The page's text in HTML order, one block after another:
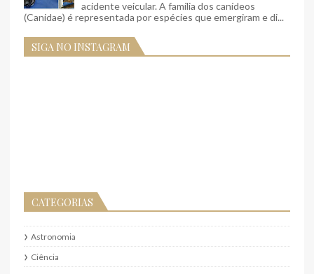
acidente veicular. A família dos canídeos
(Canidae) é representada por espécies que emergiram e di...
SIGA NO INSTAGRAM
CATEGORIAS
Astronomia
Ciência